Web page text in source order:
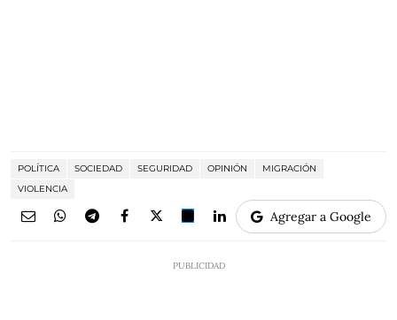
POLÍTICA SOCIEDAD SEGURIDAD OPINIÓN
MIGRACIÓN
VIOLENCIA
Agregar a Google